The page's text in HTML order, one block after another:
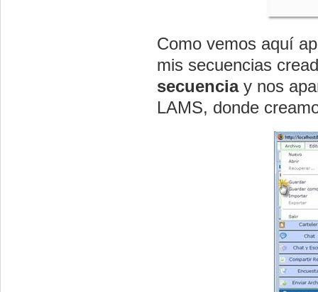
Como vemos aquí
mis secuencias
secuenciay nos
LAMS, donde